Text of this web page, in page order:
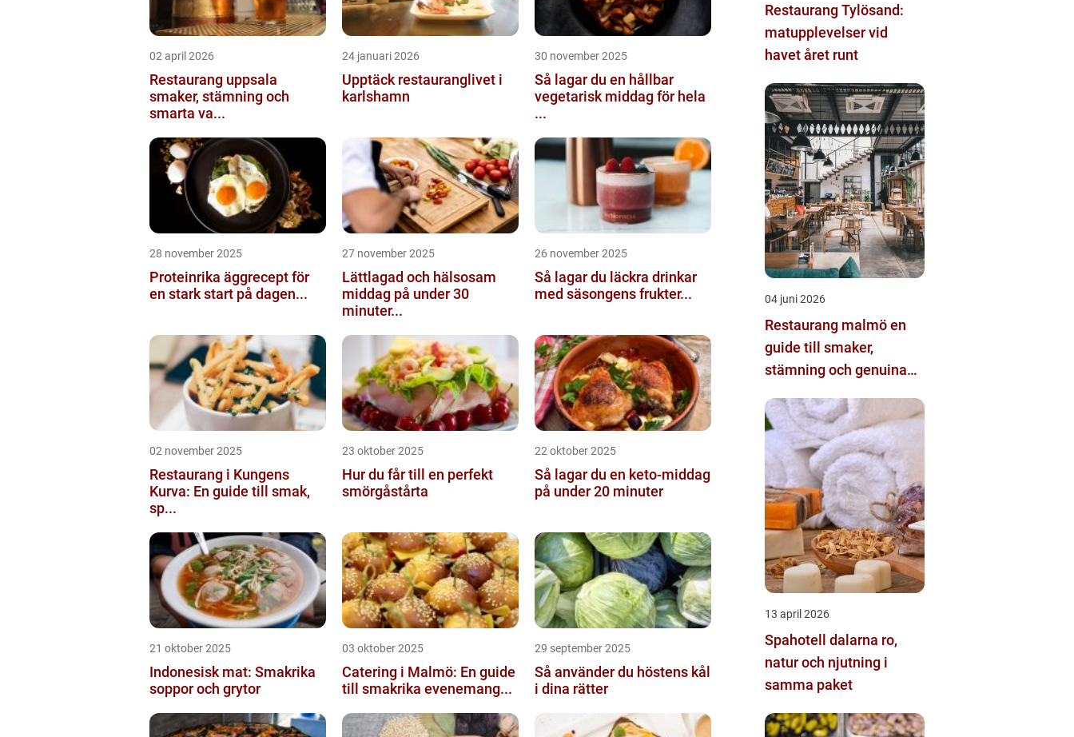
02 april 2026
Restaurang uppsala
smaker, stämning och
smarta va...
24 januari 2026
Upptäck restauranglivet i
karlshamn
30 november 2025
Så lagar du en hållbar
vegetarisk middag för hela
...
28 november 2025
Proteinrika äggrecept för
en stark start på dagen...
27 november 2025
Lättlagad och hälsosam
middag på under 30
minuter...
26 november 2025
Så lagar du läckra drinkar
med säsongens frukter...
02 november 2025
Restaurang i Kungens
Kurva: En guide till smak,
sp...
23 oktober 2025
Hur du får till en perfekt
smörgåstårta
22 oktober 2025
Så lagar du en keto-middag
på under 20 minuter
21 oktober 2025
Indonesisk mat: Smakrika
soppor och grytor
03 oktober 2025
Catering i Malmö: En guide
till smakrika evenemang...
29 september 2025
Så använder du höstens kål
i dina rätter
Restaurang Tylösand:
matupplevelser vid
havet året runt
04 juni 2026
Restaurang malmö en
guide till smaker,
stämning och genuina
13 april 2026
Spahotell dalarna ro,
natur och njutning i
samma paket